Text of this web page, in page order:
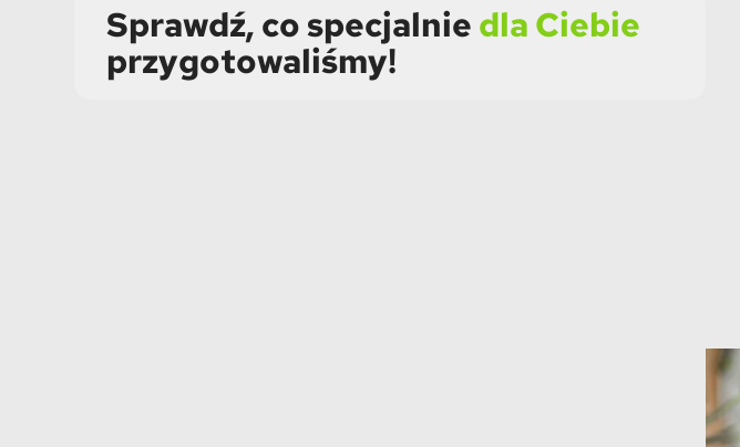
Sprawdź, co specjalnie dla Ciebie
przygotowaliśmy!